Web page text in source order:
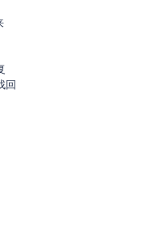
300624
回